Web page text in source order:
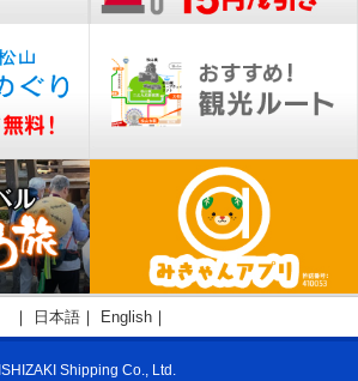
｜ 日本語｜ English｜
ISHIZAKI Shipping Co., Ltd.